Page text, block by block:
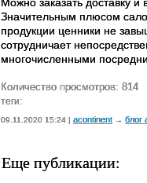
Значительным плюсом
продукции ценники не
сотрудничает
многочисленными
Количество просмотров: 814
теги:
09.11.2020 15:24 | acontinent → блог
Еще публикации: